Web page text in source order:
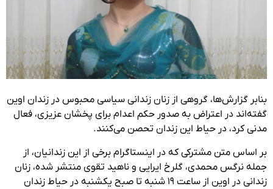
بنابر گزارش‌ها، گروهی از زنان زندانی سیاسی محبوس در زندان اوین
گفته‌اند در اعتراض به صدور حکم اعدام برای پخشان عزیزی، فعال
مدنی کرد، در حیاط این زندان تحصن می‌کنند.
بر اساس متن مشترکی که در اینستاگرام برخی از این زندانیان، از
جمله نرگس محمدی، گلرخ ایرایی و ناهید تقوی منتشر شده، زنان
زندانی در اوین از ساعت ۱۹ شنبه تا صبح یکشنبه در حیاط زندان